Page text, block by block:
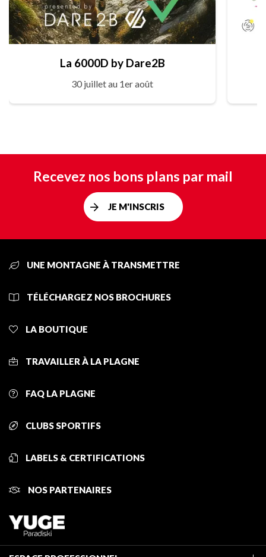
La 6000D by Dare2B
30 juillet au 1er août
Recevez nos bons plans par mail
JE M'INSCRIS
UNE MONTAGNE À TRANSMETTRE
TÉLÉCHARGEZ NOS BROCHURES
LA BOUTIQUE
TRAVAILLER À LA PLAGNE
FAQ LA PLAGNE
CLUBS SPORTIFS
LABELS & CERTIFICATIONS
NOS PARTENAIRES